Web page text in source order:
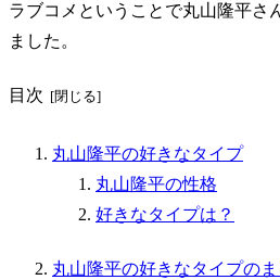
ラブコメということで丸山隆平さ
ました。
目次
丸山隆平の好きなタイプ
丸山隆平の性格
好きなタイプは？
丸山隆平の好きなタイプの